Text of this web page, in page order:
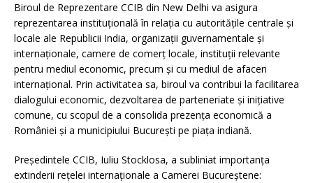
Biroul de Reprezentare CCIB din New Delhi va asigura
reprezentarea instituțională în relația cu autoritățile centrale și
locale ale Republicii India, organizații guvernamentale și
internaționale, camere de comerț locale, instituții relevante
pentru mediul economic, precum și cu mediul de afaceri
internațional. Prin activitatea sa, biroul va contribui la facilitarea
dialogului economic, dezvoltarea de parteneriate și inițiative
comune, cu scopul de a consolida prezența economică a
României și a municipiului București pe piața indiană.
Președintele CCIB, Iuliu Stocklosa, a subliniat importanța
extinderii rețelei internaționale a Camerei Bucureștene: